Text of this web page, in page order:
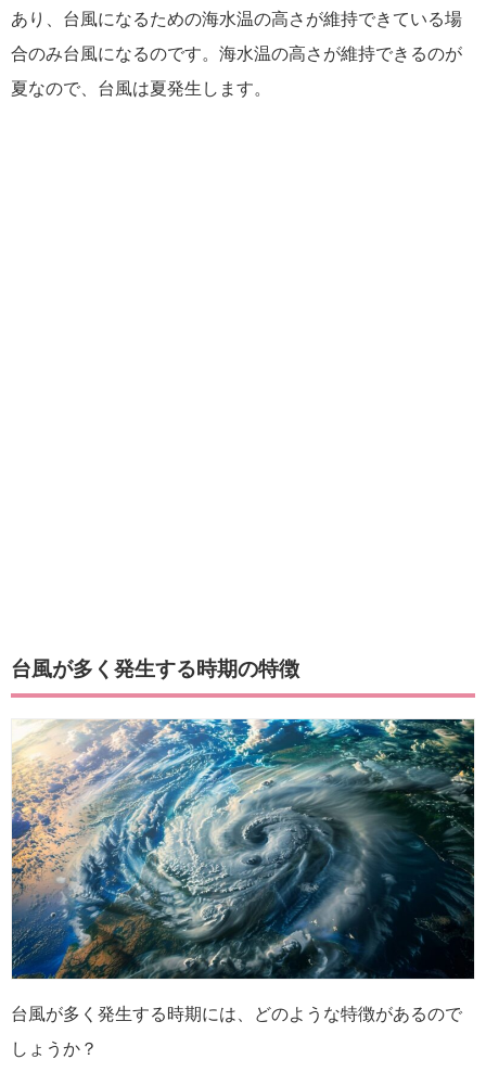
あり、台風になるための海水温の高さが維持できている場
合のみ台風になるのです。海水温の高さが維持できるのが
夏なので、台風は夏発生します。
台風が多く発生する時期の特徴
台風が多く発生する時期には、どのような特徴があるので
しょうか？